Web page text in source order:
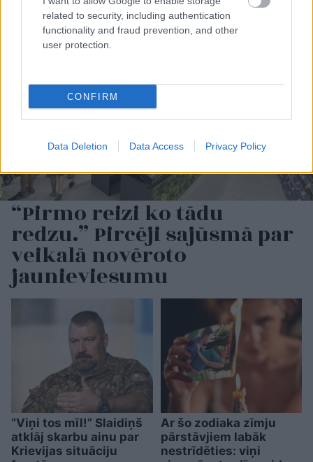
related to security, including authentication
functionality and fraud prevention, and other
user protection.
CONFIRM
Data Deletion Data Access Privacy Policy
“Pirmo reizi ko tādu
redzu.” Pircēji sajūsmā par
veikalā novēroto
jaunieviesumu
“Viņi tos mīl!” Slaidiņš
atklāj skarbu ainu par
Krievijas situāciju
Ar šo zodiaka zīmju
pārstāvjiem labāk
nestrīdēties: viņi